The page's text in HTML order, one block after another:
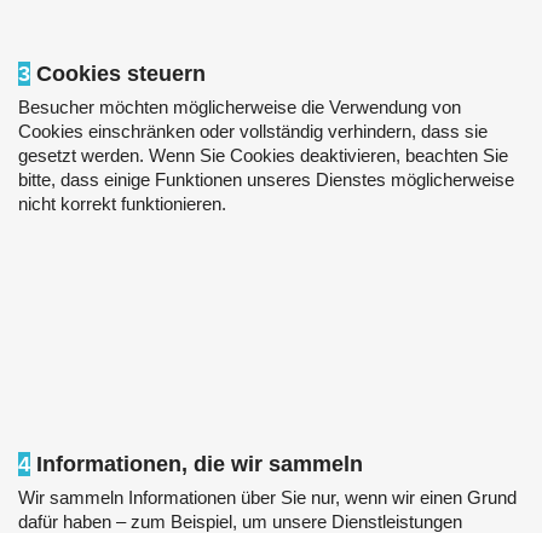
3 Cookies steuern
Besucher möchten möglicherweise die Verwendung von
Cookies einschränken oder vollständig verhindern, dass sie
gesetzt werden. Wenn Sie Cookies deaktivieren, beachten Sie
bitte, dass einige Funktionen unseres Dienstes möglicherweise
nicht korrekt funktionieren.
4 Informationen, die wir sammeln
Wir sammeln Informationen über Sie nur, wenn wir einen Grund
dafür haben – zum Beispiel, um unsere Dienstleistungen